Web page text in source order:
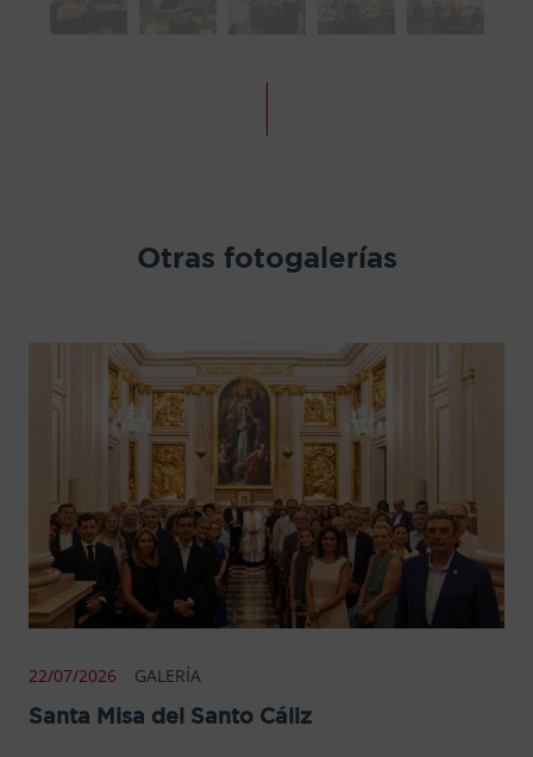
Otras fotogalerías
22/07/2026 GALERÍA
Santa Misa del Santo Cáliz